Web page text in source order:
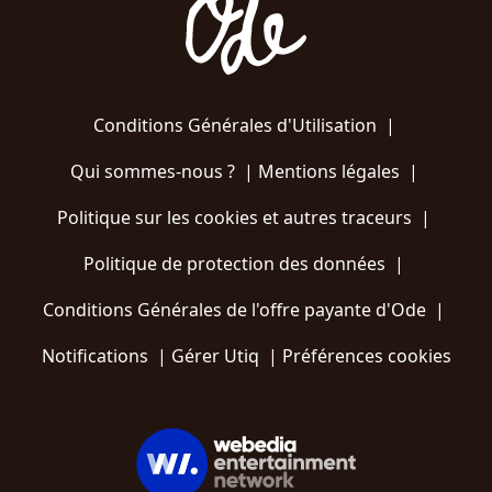
Conditions Générales d'Utilisation |
Qui sommes-nous ?| Mentions légales |
Politique sur les cookies et autres traceurs |
Politique de protection des données |
Conditions Générales de l'offre payante d'Ode |
Notifications | Gérer Utiq | Préférences cookies